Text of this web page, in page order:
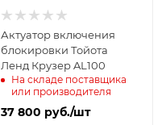
Актуатор включения
блокировки Тойота
Ленд Крузер AL100
На складе поставщика
или производителя
37 800 руб./шт